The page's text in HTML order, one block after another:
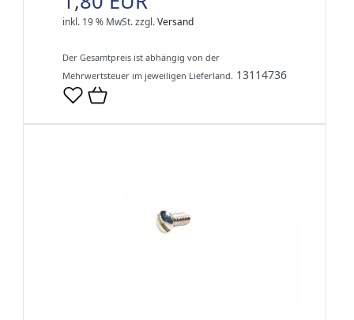
inkl. 19 % MwSt.zzgl.Versand
Der Gesamtpreis ist abhängig von der
Mehrwertsteuer im jeweiligen Lieferland. 13114736